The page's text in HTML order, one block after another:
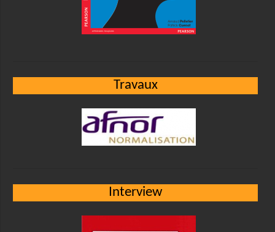
Travaux
Interview